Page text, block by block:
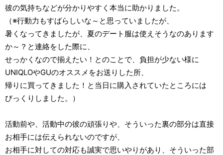
彼の気持ちなどが分かりやすく本当に助かりました。
（※行動力もすばらしいな～と思っていましたが、
暑くなってきましたが、夏のデート服は使えそうなのあります
か～？と連絡をした際に、
せっかくなので揃えたい！とのことで、負担が少ない様に
UNIQLOやGUのオススメをお送りした所、
帰りに買ってきました！と当日に購入されていたところには
びっくりしました。）
活動前や、活動中の彼の頑張りや、そういった裏の部分は直接
お相手には伝えられないのですが、
お相手に対しての対応も誠実で思いやりがあり、そういった部